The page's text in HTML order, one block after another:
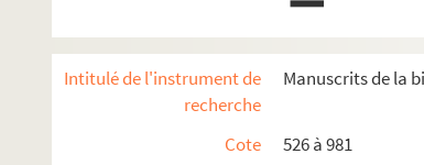
Intitulé de l'instrument de
recherche
Manuscrits de la
Cote
526 à 981
Ms 526. François-César Louandre. Analyses